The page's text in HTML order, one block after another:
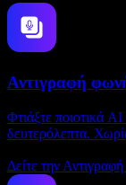
Αντιγραφή
Φτιάξτε ποιοτικά
δευτερόλεπτα.
Δείτε την